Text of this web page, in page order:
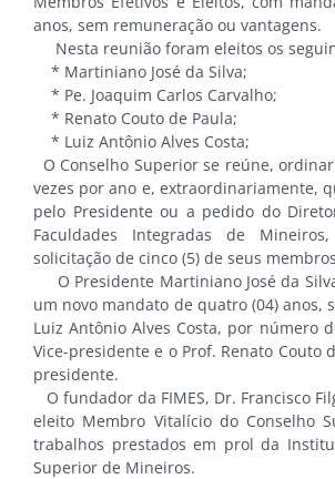
anos, sem remuneração ou vantagens.
Nesta reunião foram eleitos os
* Martiniano José da Silva;
* Pe. Joaquim Carlos Carvalho;
* Renato Couto de Paula;
* Luiz Antônio Alves Costa;
O Conselho Superior se reúne,
vezes por ano e, extraordinariamente,
pelo Presidente ou a pedido do
Faculdades Integradas de
solicitação de cinco (5) de seus
O Presidente Martiniano José da
um novo mandato de quatro (04) anos,
Luiz Antônio Alves Costa, por número
Vice-presidente e o Prof. Renato Couto
presidente.
O fundador da FIMES, Dr. Francisco
eleito Membro Vitalício do Conselho
trabalhos prestados em prol da
Superior de Mineiros.